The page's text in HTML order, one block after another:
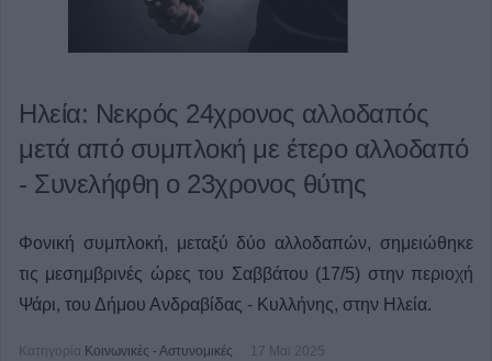
Ηλεία: Νεκρός 24χρονος αλλοδαπός
μετά από συμπλοκή με έτερο αλλοδαπό
- Συνελήφθη ο 23χρονος θύτης
Φονική συμπλοκή, μεταξύ δύο αλλοδαπών, σημειώθηκε
τις μεσημβρινές ώρες του Σαββάτου (17/5) στην περιοχή
Ψάρι, του Δήμου Ανδραβίδας - Κυλλήνης, στην Ηλεία.
Κατηγορία Κοινωνικές - Αστυνομικές 17 Μαϊ 2025